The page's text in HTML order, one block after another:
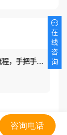
携程任我行卡回收完整流程，手把手教你变现！
咨询电话
在
线
咨
询